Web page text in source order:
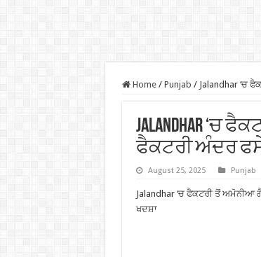
Home / Punjab / Jalandhar ‘ਚ
Jalandhar ‘ਚ
ਫੈਕਟਰੀ ਅੰਦਰ
August 25, 2025 Punjab
Jalandhar ‘ਚ ਫੈਕਟਰੀ ਤੋਂ
ਖਦਸ਼ਾ